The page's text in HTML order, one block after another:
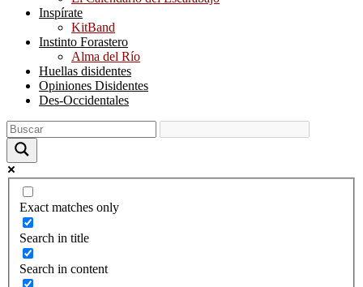
Inspírate
KitBand
Instinto Forastero
Alma del Río
Huellas disidentes
Opiniones Disidentes
Des-Occidentales
Exact matches only
Search in title
Search in content